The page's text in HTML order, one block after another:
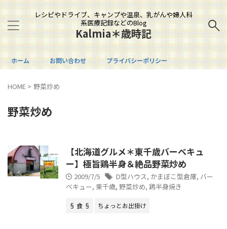
レシピやドライブ、キャンプや温泉、乳がんや婦人科
系医療記録などのBlog
Kalmia＊歳時記
ホーム お問い合わせ プライバシーポリシー
HOME > 野菜炒め
野菜炒め
【北海道グルメ＊東千歳バーベキュ
ー】極旨鶏半身＆絶品野菜炒め
2009/7/5 D型ハウス, かまぼこ型倉庫, バー
ベキュー, 東千歳, 野菜炒め, 鶏半身焼き
§ 食 § ちょっとお出掛け